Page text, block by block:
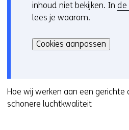
o
o
i
o
r
inhoud niet bekijken. In de
lees je waarom.
kan
het
cookies
op
Cookies aanpassen
Hoe wij werken aan een gerichte
schonere luchtkwaliteit